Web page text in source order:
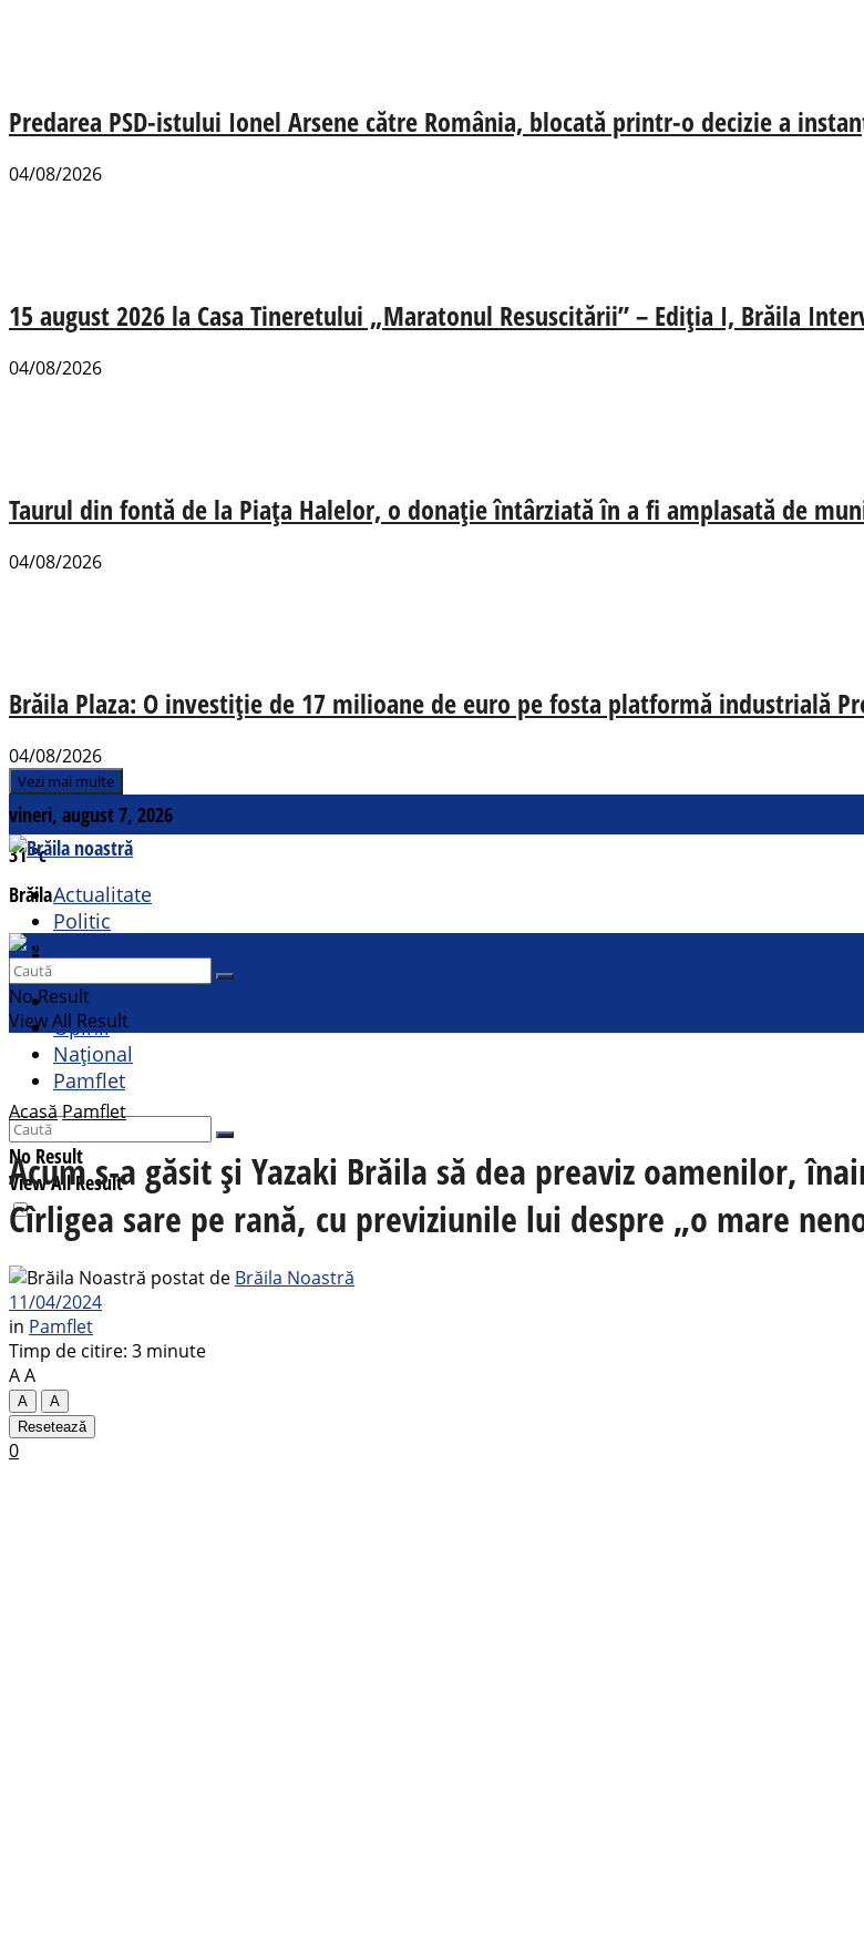
Predarea PSD-istului Ionel Arsene către România, blocată printr-o decizie a
04/08/2026
15 august 2026 la Casa Tineretului „Maratonul Resuscitării” – Ediția I, Brăila
04/08/2026
Taurul din fontă de la Piața Halelor, o donație întârziată în a fi amplasată de
04/08/2026
Brăila Plaza: O investiție de 17 milioane de euro pe fosta platformă industrială
04/08/2026
Vezi mai multe
vineri, august 7, 2026
31°c
Brăila
Contact
Actualitate
Politic
Cultural
Opinii
Național
Pamflet
No Result
View All Result
No Result
View All Result
AcasăPamflet
Acum s-a găsit și Yazaki Brăila să dea preaviz oamenilor,
Cîrligea sare pe rană, cu previziunile lui despre „o mare
postat de Brăila Noastră
11/04/2024
in Pamflet
Timp de citire: 3 minute
AA
A
A
Resetează
0